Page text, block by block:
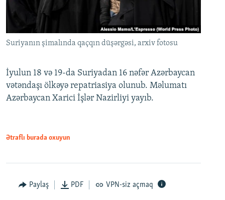
Suriyanın şimalında qaçqın düşərgəsi, arxiv fotosu
İyulun 18 və 19-da Suriyadan 16 nəfər Azərbaycan
vətəndaşı ölkəyə repatriasiya olunub. Məlumatı
Azərbaycan Xarici İşlər Nazirliyi yayıb.
Ətraflı burada oxuyun
Paylaş PDF VPN-siz açmaq